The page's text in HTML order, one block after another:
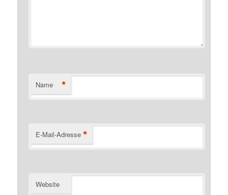
Name *
E-Mail-Adresse *
Website